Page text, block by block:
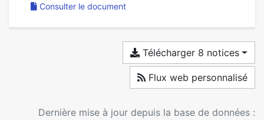
Consulter le document
Télécharger 8 notices
Flux web personnalisé
Dernière mise à jour depuis la base de données :